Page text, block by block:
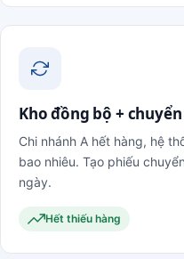
Kho đồng bộ +
Chi nhánh A hết hàng, hệ
bao nhiêu. Tạo phiếu
ngày.
Hết thiếu hàng